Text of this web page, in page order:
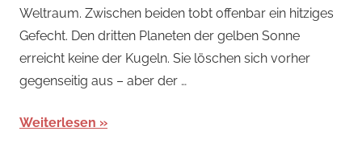
Weltraum. Zwischen beiden tobt offenbar ein hitziges
Gefecht. Den dritten Planeten der gelben Sonne
erreicht keine der Kugeln. Sie löschen sich vorher
gegenseitig aus – aber der …
Weiterlesen